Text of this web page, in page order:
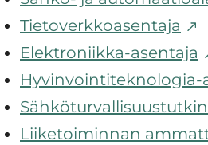
Tietoverkkoasentaja
Elektroniikka-asentaja
Hyvinvointiteknologia-
Liiketoiminnan